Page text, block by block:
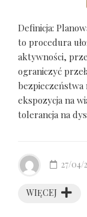
Definicja:
to procedura
aktywności,
ograniczyć
bezpieczeństwa
ekspozycja na
tolerancja na
WIĘCEJ
27/04/